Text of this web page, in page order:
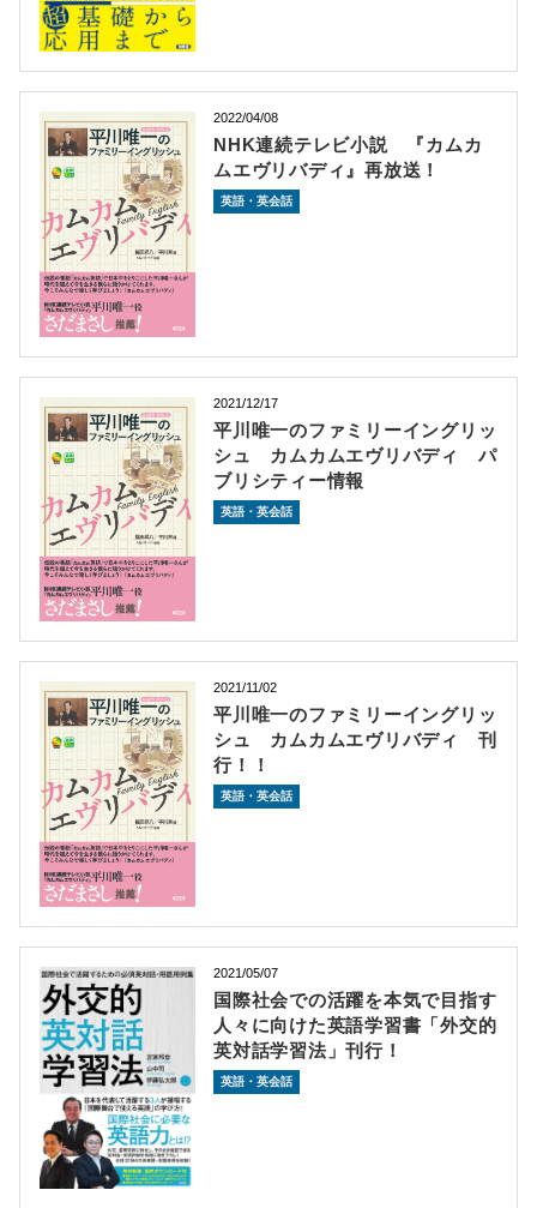
2022/04/08
NHK連続テレビ小説 『カムカ
ムエヴリバディ』再放送！
英語・英会話
2021/12/17
平川唯一のファミリーイングリッ
シュ カムカムエヴリバディ パ
ブリシティー情報
英語・英会話
2021/11/02
平川唯一のファミリーイングリッ
シュ カムカムエヴリバディ 刊
行！！
英語・英会話
2021/05/07
国際社会での活躍を本気で目指す
人々に向けた英語学習書「外交的
英対話学習法」刊行！
英語・英会話